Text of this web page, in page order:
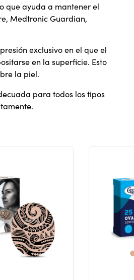
que ayuda a mantener el
Medtronic Guardian,
exclusivo en el que el
en la superficie. Esto
la piel.
para todos los tipos